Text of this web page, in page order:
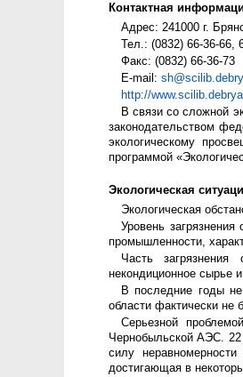
Контактная
Адрес: 241000 г.
Тел.: (0832) 66-36-66,
Факс: (0832) 66-36-73
E-mail:
http://
В связи со сложной
законодательством
экологическому
программой
Экологическая
Экологическая
Уровень
промышленности,
Часть
некондиционное сырье
В последние годы
области фактически не
Серьезной
Чернобыльской АЭС. 22
силу
достигающая в